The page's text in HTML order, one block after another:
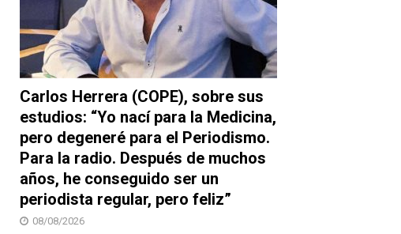
Carlos Herrera (COPE), sobre sus
estudios: “Yo nací para la Medicina,
pero degeneré para el Periodismo.
Para la radio. Después de muchos
años, he conseguido ser un
periodista regular, pero feliz”
08/08/2026